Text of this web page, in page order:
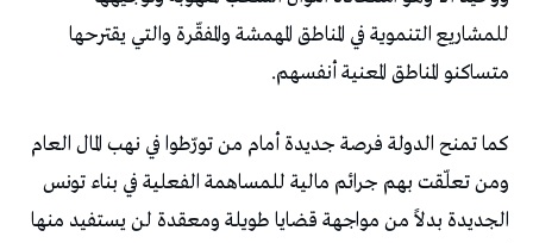
‬متساكنو‭ ‬المناطق‭ ‬المعنية‭ ‬أنفسهم‭.‬